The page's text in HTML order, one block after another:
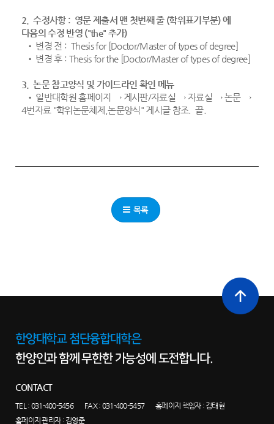
2. 수정사항 : 영문 제출서 맨 첫번째 줄 (학위표기부분) 에
다음의 수정 반영 ("the" 추가)
• 변경 전 : Thesis for [Doctor/Master of types of degree]
• 변경 후 : Thesis for the [Doctor/Master of types of degree]
3. 논문 참고양식 및 가이드라인 확인 메뉴
• 일반대학원 홈페이지 → 게시판/자료실 → 자료실 → 논문 →
4번자료 "학위논문체제,논문양식" 게시글 참조. 끝.
목록
한양대학교 첨단융합대학은
한양인과 함께 무한한 가능성에 도전합니다.
CONTACT
TEL : 031-400-5456 FAX : 031-400-5457
홈페이지 책임자 : 김태현
홈페이지 관리자 : 김영준
최상단으로
이동